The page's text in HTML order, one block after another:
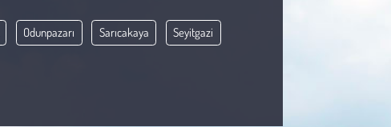
Odunpazarı Sarıcakaya Seyitgazi